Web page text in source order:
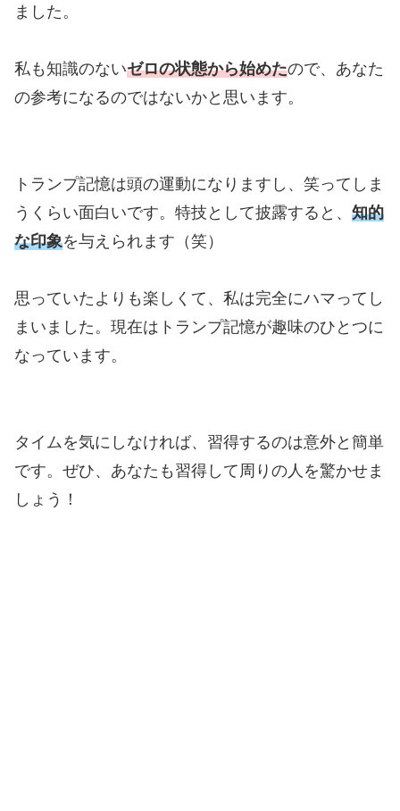
ました。
私も知識のないゼロの状態から始めたので、あなた
の参考になるのではないかと思います。
トランプ記憶は頭の運動になりますし、笑ってしま
うくらい面白いです。特技として披露すると、 知的
な印象を与えられます（笑）
思っていたよりも楽しくて、私は完全にハマってし
まいました。現在はトランプ記憶が趣味のひとつに
なっています。
タイムを気にしなければ、習得するのは意外と簡単
です。ぜひ、あなたも習得して周りの人を驚かせま
しょう！